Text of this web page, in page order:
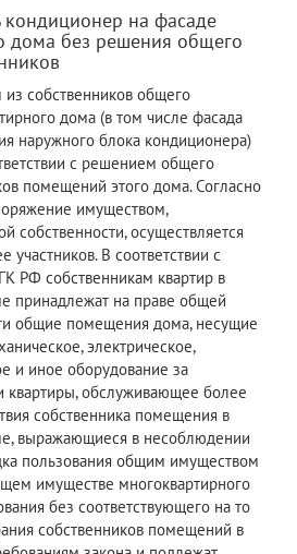
кондиционер на фасаде
дома без решения общего
собственников общего
дома (в том числе фасада
наружного блока кондиционера)
с решением общего
помещений этого дома. Согласно
имуществом,
собственности, осуществляется
В соответствии с
РФ собственникам квартир в
принадлежат на праве общей
общие помещения дома, несущие
электрическое,
и иное оборудование за
квартиры, обслуживающее более
собственника помещения в
выражающиеся в несоблюдении
пользования общим имуществом
имуществе многоквартирного
без соответствующего на то
собственников помещений в